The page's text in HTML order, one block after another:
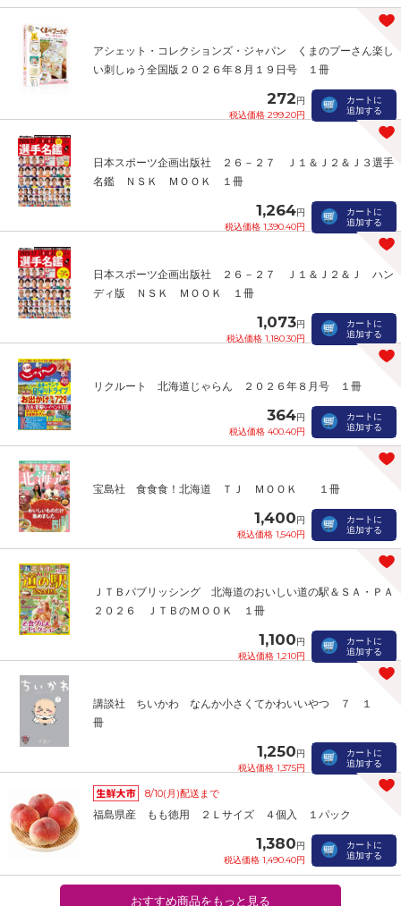
アシェット・コレクションズ・ジャパン くまのプーさん楽し
い刺しゅう全国版２０２６年８月１９日号 １冊
272円
税込価格 299.20円
カートに
追加する
日本スポーツ企画出版社 ２６－２７ Ｊ１＆Ｊ２＆Ｊ３選手
名鑑 ＮＳＫ ＭＯＯＫ １冊
1,264円
税込価格 1,390.40円
カートに
追加する
日本スポーツ企画出版社 ２６－２７ Ｊ１＆Ｊ２＆Ｊ ハン
ディ版 ＮＳＫ ＭＯＯＫ １冊
1,073円
税込価格 1,180.30円
カートに
追加する
リクルート 北海道じゃらん ２０２６年８月号 １冊
364円
税込価格 400.40円
カートに
追加する
宝島社 食食食！北海道 ＴＪ ＭＯＯＫ １冊
1,400円
税込価格 1,540円
カートに
追加する
ＪＴＢパブリッシング 北海道のおいしい道の駅＆ＳＡ・ＰＡ
２０２６ ＪＴＢのＭＯＯＫ １冊
1,100円
税込価格 1,210円
カートに
追加する
講談社 ちいかわ なんか小さくてかわいいやつ ７ １
冊
1,250円
税込価格 1,375円
カートに
追加する
8/10(月)配送まで
福島県産 もも徳用 ２Ｌサイズ ４個入 １パック
1,380円
税込価格 1,490.40円
カートに
追加する
おすすめ商品をもっと見る